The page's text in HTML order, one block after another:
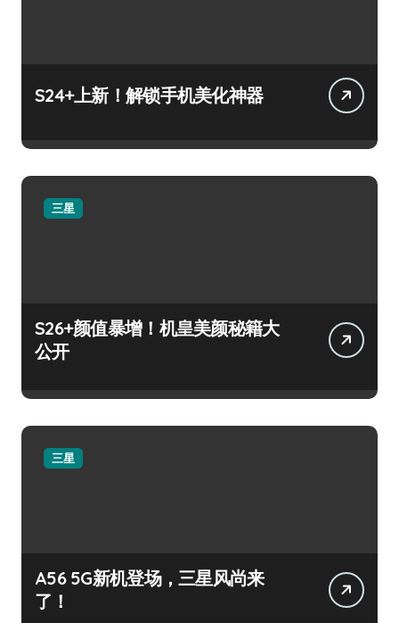
S24+上新！解锁手机美化神器
三星
S26+颜值暴增！机皇美颜秘籍大
公开
三星
A56 5G新机登场，三星风尚来
了！